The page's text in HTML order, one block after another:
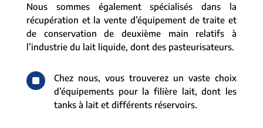
Nous sommes également spécialisés dans la
récupération et la vente d’équipement de traite et
de conservation de deuxième main relatifs à
l’industrie du lait liquide, dont des pasteurisateurs.
^
Chez nous, vous trouverez un vaste choix
d’équipements pour la filière lait, dont les
tanks à lait et différents réservoirs.